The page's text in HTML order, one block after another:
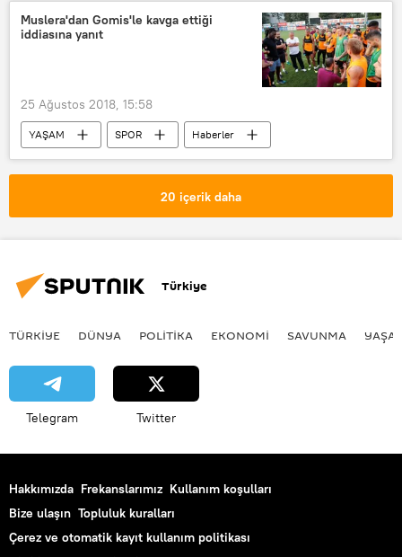
Muslera'dan Gomis'le kavga ettiği
iddiasına yanıt
25 Ağustos 2018, 15:58
YAŞAM SPOR
Haberler
Suudi Arabistan
Fernando Muslera
20 içerik daha
Türkiye
TÜRKIYE DÜNYA POLİTİKA EKONOMİ SAVUNMA
Telegram Twitter
Hakkımızda Frekanslarımız Kullanım koşulları
Bize ulaşın Topluluk kuralları
Çerez ve otomatik kayıt kullanım politikası